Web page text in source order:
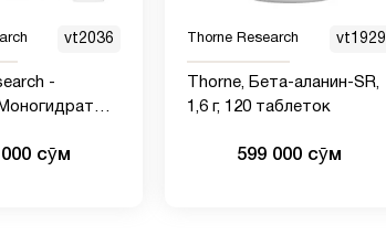
vt2036
-
сӯм
Thorne Research vt1929
Thorne, Бета-аланин-SR,
1,6 г, 120 таблеток
599 000 сӯм